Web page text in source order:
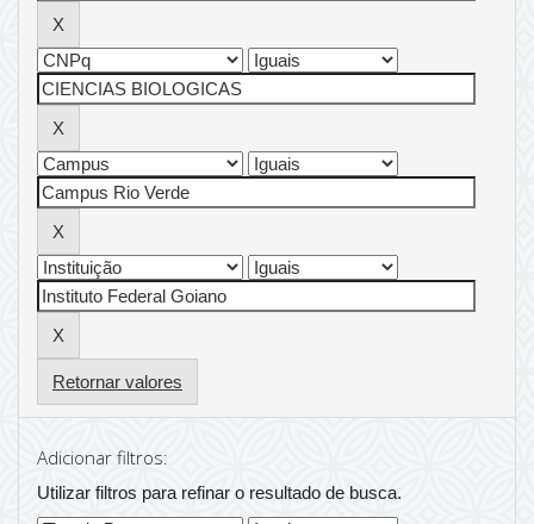
Retornar valores
Adicionar filtros:
Utilizar filtros para refinar o resultado de busca.